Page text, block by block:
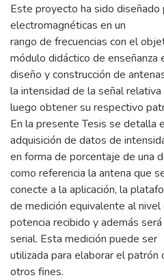
Este proyecto ha sido diseñado
electromagnéticas en un
rango de frecuencias con el
módulo didáctico de enseñanza
diseño y construcción de
la intensidad de la señal relativa
luego obtener su respectivo
En la presente Tesis se detalla
adquisición de datos de
en forma de porcentaje de una
como referencia la antena que
conecte a la aplicación, la
de medición equivalente al nivel
potencia recibido y además
serial. Esta medición puede ser
utilizada para elaborar el patrón
otros fines.